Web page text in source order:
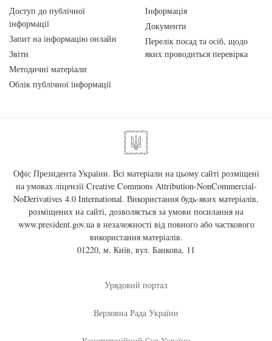
Доступ до публічної
інформації
Запит на інформацію онлайн
Звіти
Методичні матеріали
Облік публічної інформації
Інформація
Документи
Перелік посад та осіб, щодо
яких проводиться перевірка
Офіс Президента України. Всі матеріали на цьому сайті розміщені
на умовах ліцензії Creative Commons Attribution-NonCommercial-
NoDerivatives 4.0 International. Використання будь-яких матеріалів,
розміщених на сайті, дозволяється за умови посилання на
www.president.gov.uaв незалежності від повного або часткового
використання матеріалів.
01220, м. Київ, вул. Банкова, 11
Урядовий портал
Верховна Рада України